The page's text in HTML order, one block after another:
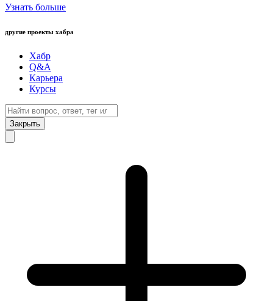
Узнать больше
другие проекты хабра
Хабр
Q&A
Карьера
Курсы
Закрыть